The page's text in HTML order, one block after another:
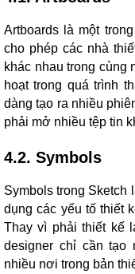
Artboards là một
cho phép các nhà
khác nhau trong cùng
hoạt trong quá trình
dàng tạo ra nhiều
phải mở nhiều tệp tin
4.2. Symbols
Symbols trong Sketch
dụng các yếu tố thiết
Thay vì phải thiết kế
designer chỉ cần
nhiều nơi trong bản